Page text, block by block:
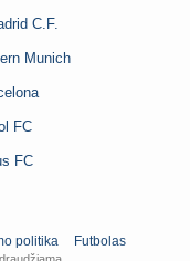
C.F.
Munich
FC
FC
politika Futbolas